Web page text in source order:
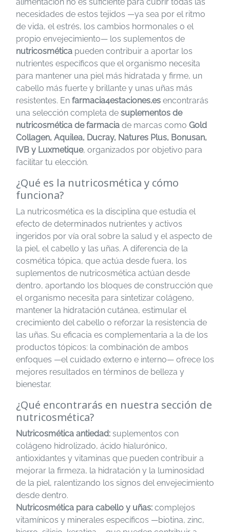
necesidades de estos tejidos —ya sea por el ritmo
de vida, el estrés, los cambios hormonales o el
propio envejecimiento— los suplementos de
nutricosmética pueden contribuir a aportar los
nutrientes específicos que el organismo necesita
para mantener una piel más hidratada y firme, un
cabello más fuerte y brillante y unas uñas más
resistentes. En farmacia4estaciones.es encontrarás
una selección completa de suplementos de
nutricosmética de farmacia de marcas como Gold
Collagen, Aquilea, Ducray, Natures Plus, Bonusan,
IVB y Luxmetique, organizados por objetivo para
facilitar tu elección.
¿Qué es la nutricosmética y cómo
funciona?
La nutricosmética es la disciplina que estudia el
efecto de determinados nutrientes y activos
ingeridos por vía oral sobre la salud y el aspecto de
la piel, el cabello y las uñas. A diferencia de la
cosmética tópica, que actúa desde fuera, los
suplementos de nutricosmética actúan desde
dentro, aportando los bloques de construcción que
el organismo necesita para sintetizar colágeno,
mantener la hidratación cutánea, estimular el
crecimiento del cabello o reforzar la resistencia de
las uñas. Su eficacia es complementaria a la de los
productos tópicos: la combinación de ambos
enfoques —el cuidado externo e interno— ofrece los
mejores resultados en términos de belleza y
bienestar.
¿Qué encontrarás en nuestra sección de
nutricosmética?
Nutricosmética antiedad: suplementos con
colágeno hidrolizado, ácido hialurónico,
antioxidantes y vitaminas que pueden contribuir a
mejorar la firmeza, la hidratación y la luminosidad
de la piel, ralentizando los signos del envejecimiento
desde dentro.
Nutricosmética para cabello y uñas: complejos
vitamínicos y minerales específicos —biotina, zinc,